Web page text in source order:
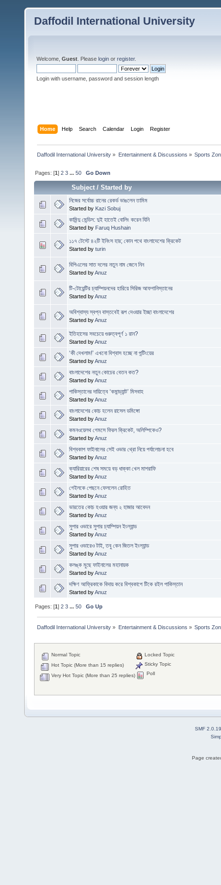
Daffodil International University
Welcome, Guest . Please login or register.
Login with username, password and session length
Home Help Search Calendar Login Register
Daffodil International University » Entertainment & Discussions » Sports
Pages: [1]2 3 ...50 Go Down
Subject/Started by
নিজের সর্বোচ্চ রানের রেকর্ড ভাঙলেন তামিম
Started by Kazi Sobuj
কামিন্দু মেন্ডিস: দুই হাতেই বোলিং করেন যিনি
Started by Faruq Hushain
১১৭ টেস্টে ৪২টি ইনিংস হার; কোন পথে বাংলাদেশের ক্রিকেট
Started by turin
বিপিএলের সাত দলের নতুন নাম জেনে নিন
Started byAnuz
টি-টোয়েন্টির চ্যাম্পিয়নদের হারিয়ে সিরিজ আফগানিস্তানের
Started byAnuz
অবিশ্বাস্য স্বপ্ন বাস্তবেই রূপ দেওয়ার ইচ্ছা বাংলাদেশের
Started byAnuz
ইতিহাসের সবচেয়ে গুরুত্বপূর্ণ ১ রান?
Started byAnuz
‘কী দেখলাম!’ এখনো বিশ্বাস হচ্ছে না পন্টিংয়ের
Started byAnuz
বাংলাদেশের নতুন কোচের বেতন কত?
Started byAnuz
পাকিস্তানের দায়িত্বে ‘কমান্ড্যান্ট’ মিসবাহ
Started byAnuz
বাংলাদেশের কোচ হলেন রাসেল ডমিঙ্গো
Started byAnuz
কমনওয়েলথ গেমসে ফিরল ক্রিকেট, অলিম্পিকেও?
Started byAnuz
বিশ্বকাপ ফাইনালের সেই ওভার থ্রো নিয়ে পর্যালোচনা হবে
Started byAnuz
ক্যারিয়ারের শেষ সময়ে বড় ধাক্কা খেল মাশরাফি
Started byAnuz
গেইলকে পেছনে ফেললেন রোহিত
Started byAnuz
ভারতের কোচ হওয়ার জন্য ২ হাজার আবেদন
Started byAnuz
সুপার ওভারে সুপার চ্যাম্পিয়ন ইংল্যান্ড
Started byAnuz
সুপার ওভারেও টাই, তবু কেন জিতল ইংল্যান্ড
Started byAnuz
কলঙ্ক মুছে ফাইনালের মহানায়ক
Started byAnuz
দক্ষিণ আফ্রিকাকে বিদায় করে বিশ্বকাপে টিকে রইল পাকিস্তান
Started byAnuz
Pages: [1]2 3 ...50 Go Up
Daffodil International University » Entertainment & Discussions » Sports
Normal Topic
Hot Topic (More than 15 replies)
Very Hot Topic (More than 25 replies)
Locked Topic
Sticky Topic
Poll
SMF 2.0.19
Page